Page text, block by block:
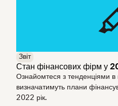
Звіт
Стан фінансових фірм у
Ознайомтеся з тенденціями в
визначатимуть плани
2022 рік.